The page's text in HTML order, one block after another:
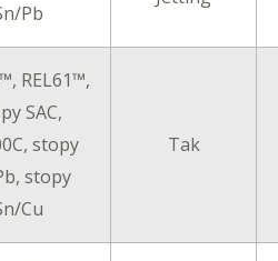
Pb
REL61™,
SAC,
stopy
stopy
Cu
Tak